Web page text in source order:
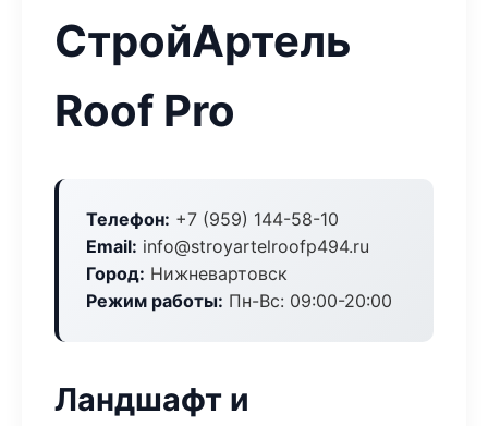
СтройАртель
Roof Pro
Телефон: +7 (959) 144-58-10
Email: info@stroyartelroofp494.ru
Город: Нижневартовск
Режим работы: Пн-Вс: 09:00-20:00
Ландшафт и